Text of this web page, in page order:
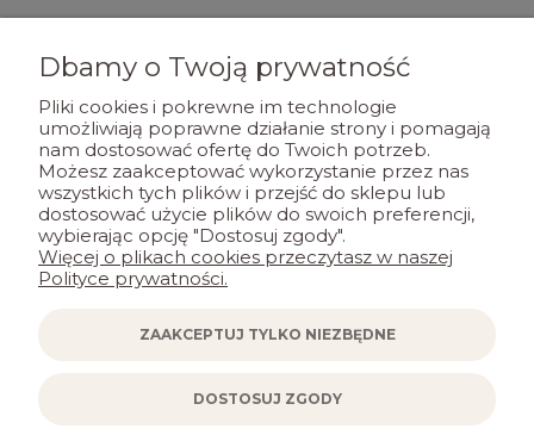
POMOC
MOJE KONTO
PŁATNOŚCI I DOSTAWA
INFORMACJE
Dbamy o Twoją prywatność
Pliki cookies i pokrewne im technologie
umożliwiają poprawne działanie strony i pomagają
nam dostosować ofertę do Twoich potrzeb.
Możesz zaakceptować wykorzystanie przez nas
wszystkich tych plików i przejść do sklepu lub
dostosować użycie plików do swoich preferencji,
wybierając opcję "Dostosuj zgody".
Więcej o plikach cookies przeczytasz w naszej
Polityce prywatności.
ZAAKCEPTUJ TYLKO NIEZBĘDNE
DOSTOSUJ ZGODY